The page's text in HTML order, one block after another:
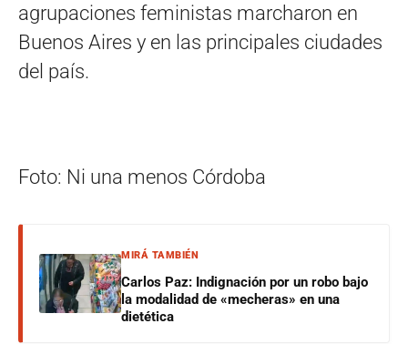
agrupaciones feministas marcharon en
Buenos Aires y en las principales ciudades
del país.
Foto: Ni una menos Córdoba
MIRÁ TAMBIÉN
Carlos Paz: Indignación por un robo bajo
la modalidad de «mecheras» en una
dietética